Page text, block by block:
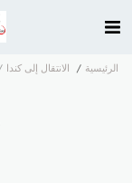
الرئيسية الانتقال إلى كندا